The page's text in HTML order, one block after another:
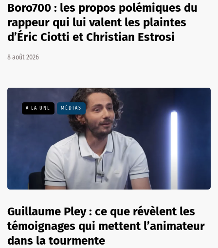
Boro700 : les propos polémiques du
rappeur qui lui valent les plaintes
d’Éric Ciotti et Christian Estrosi
8 août 2026
A LA UNE MÉDIAS
Guillaume Pley : ce que révèlent les
témoignages qui mettent l’animateur
dans la tourmente